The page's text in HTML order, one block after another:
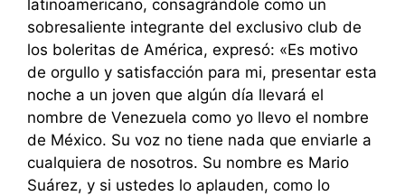
latinoamericano, consagrándole como un
sobresaliente integrante del exclusivo club de
los boleritas de América, expresó: «Es motivo
de orgullo y satisfacción para mi, presentar esta
noche a un joven que algún día llevará el
nombre de Venezuela como yo llevo el nombre
de México. Su voz no tiene nada que enviarle a
cualquiera de nosotros. Su nombre es Mario
Suárez, y si ustedes lo aplauden, como lo